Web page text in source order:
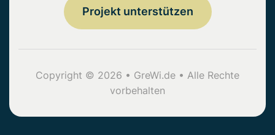
Projekt unterstützen
Copyright © 2026 • GreWi.de • Alle Rechte
vorbehalten